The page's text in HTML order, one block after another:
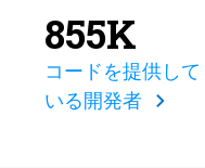
855K
コードを提供して
いる開発者